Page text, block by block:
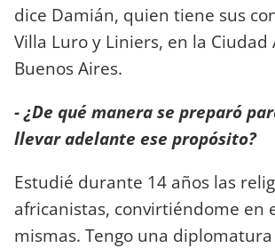
dice Damián, quien tiene sus
Villa Luro y Liniers, en la
Buenos Aires.
- ¿De qué manera se preparó
llevar adelante ese propósito?
Estudié durante 14 años las
africanistas, convirtiéndome en
mismas. Tengo una